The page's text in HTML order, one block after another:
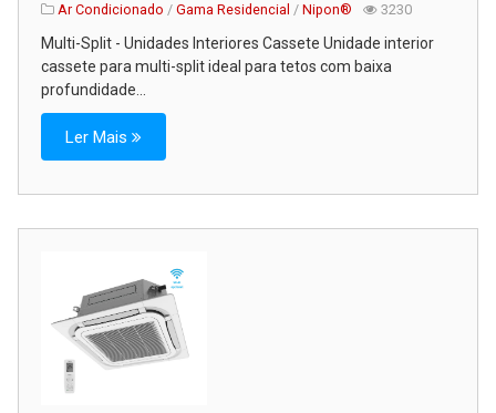
Ar Condicionado / Gama Residencial / Nipon® 3230
Multi-Split - Unidades Interiores Cassete Unidade interior
cassete para multi-split ideal para tetos com baixa
profundidade...
Ler Mais